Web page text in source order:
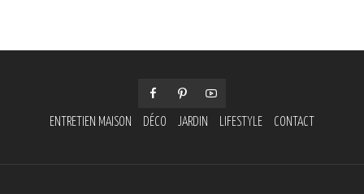
ENTRETIEN MAISON DÉCO JARDIN LIFESTYLE CONTACT